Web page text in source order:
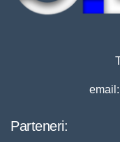
Parteneri: